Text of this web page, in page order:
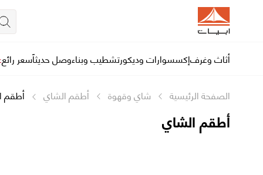
أثاث وغرفإكسسوارات وديكورتشطيب وبناءوصل حديثاًسعر رائع
الصفحة الرئيسية شاي وقهوة أطقم الشاي أطقم
أطقم الشاي